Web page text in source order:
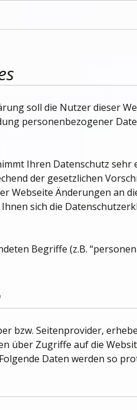
soll die Nutzer dieser
personenbezogener
Ihren Datenschutz
der gesetzlichen
Webseite Änderungen an
sich die
Begriffe (z.B.
bzw. Seitenprovider,
über Zugriffe auf die
Daten werden so